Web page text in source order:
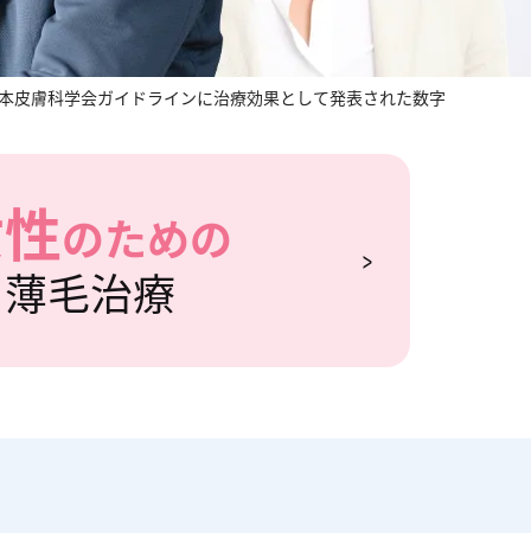
皮膚科学会ガイドラインに治療効果として発表された数字
のための
薄毛治療